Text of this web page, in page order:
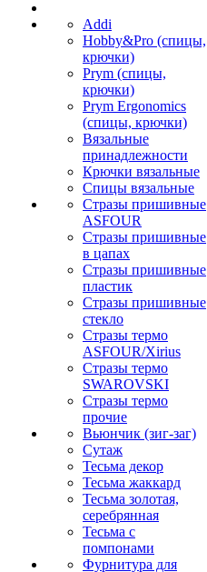
Addi
Hobby&Pro (спицы,
крючки)
Prym (спицы,
крючки)
Prym Ergonomics
(спицы, крючки)
Вязальные
принадлежности
Крючки вязальные
Спицы вязальные
Стразы пришивные
ASFOUR
Стразы пришивные
в цапах
Стразы пришивные
пластик
Стразы пришивные
стекло
Стразы термо
ASFOUR/Xirius
Стразы термо
SWAROVSKI
Стразы термо
прочие
Вьюнчик (зиг-заг)
Сутаж
Тесьма декор
Тесьма жаккард
Тесьма золотая,
серебрянная
Тесьма с
помпонами
Фурнитура для